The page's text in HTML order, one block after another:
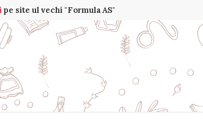
pe site ul vechi "Formula AS"